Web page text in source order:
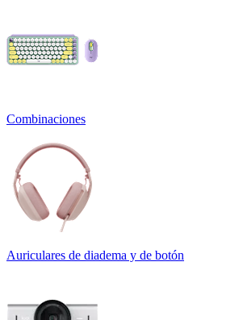
Combinaciones
Auriculares de diadema y de botón